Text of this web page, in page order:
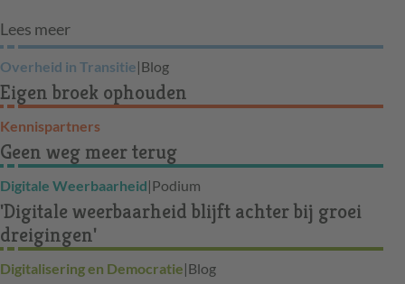
Lees meer
Overheid in Transitie|Blog
Eigen broek ophouden
Kennispartners
Geen weg meer terug
Digitale Weerbaarheid|Podium
'Digitale weerbaarheid blijft achter bij groei
dreigingen'
Digitalisering en Democratie|Blog